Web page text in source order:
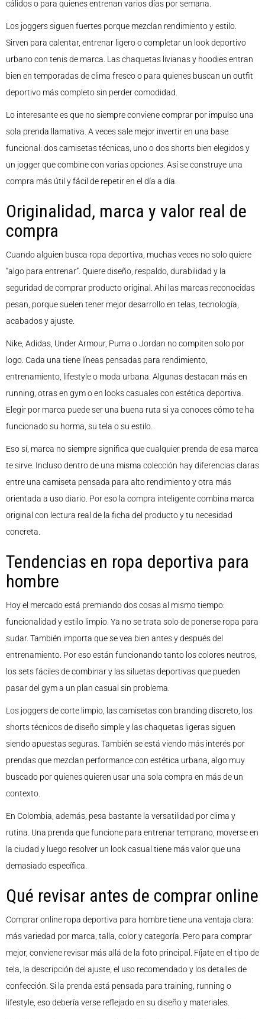
cálidos o para quienes entrenan varios días por semana.
Los joggers siguen fuertes porque mezclan rendimiento y estilo.
Sirven para calentar, entrenar ligero o completar un look deportivo
urbano con tenis de marca. Las chaquetas livianas y hoodies entran
bien en temporadas de clima fresco o para quienes buscan un outfit
deportivo más completo sin perder comodidad.
Lo interesante es que no siempre conviene comprar por impulso una
sola prenda llamativa. A veces sale mejor invertir en una base
funcional: dos camisetas técnicas, uno o dos shorts bien elegidos y
un jogger que combine con varias opciones. Así se construye una
compra más útil y fácil de repetir en el día a día.
Originalidad, marca y valor real de
compra
Cuando alguien busca ropa deportiva, muchas veces no solo quiere
“algo para entrenar”. Quiere diseño, respaldo, durabilidad y la
seguridad de comprar producto original. Ahí las marcas reconocidas
pesan, porque suelen tener mejor desarrollo en telas, tecnología,
acabados y ajuste.
Nike, Adidas, Under Armour, Puma o Jordan no compiten solo por
logo. Cada una tiene líneas pensadas para rendimiento,
entrenamiento, lifestyle o moda urbana. Algunas destacan más en
running, otras en gym o en looks casuales con estética deportiva.
Elegir por marca puede ser una buena ruta si ya conoces cómo te ha
funcionado su horma, su tela o su estilo.
Eso sí, marca no siempre significa que cualquier prenda de esa marca
te sirve. Incluso dentro de una misma colección hay diferencias claras
entre una camiseta pensada para alto rendimiento y otra más
orientada a uso diario. Por eso la compra inteligente combina marca
original con lectura real de la ficha del producto y tu necesidad
concreta.
Tendencias en ropa deportiva para
hombre
Hoy el mercado está premiando dos cosas al mismo tiempo:
funcionalidad y estilo limpio. Ya no se trata solo de ponerse ropa para
sudar. También importa que se vea bien antes y después del
entrenamiento. Por eso están funcionando tanto los colores neutros,
los sets fáciles de combinar y las siluetas deportivas que pueden
pasar del gym a un plan casual sin problema.
Los joggers de corte limpio, las camisetas con branding discreto, los
shorts técnicos de diseño simple y las chaquetas ligeras siguen
siendo apuestas seguras. También se está viendo más interés por
prendas que mezclan performance con estética urbana, algo muy
buscado por quienes quieren usar una sola compra en más de un
contexto.
En Colombia, además, pesa bastante la versatilidad por clima y
rutina. Una prenda que funcione para entrenar temprano, moverse en
la ciudad y luego resolver un look casual tiene más valor que una
demasiado específica.
Qué revisar antes de comprar online
Comprar online ropa deportiva para hombre tiene una ventaja clara:
más variedad por marca, talla, color y categoría. Pero para comprar
mejor, conviene revisar más allá de la foto principal. Fíjate en el tipo de
tela, la descripción del ajuste, el uso recomendado y los detalles de
confección. Si la prenda está pensada para training, running o
lifestyle, eso debería verse reflejado en su diseño y materiales.